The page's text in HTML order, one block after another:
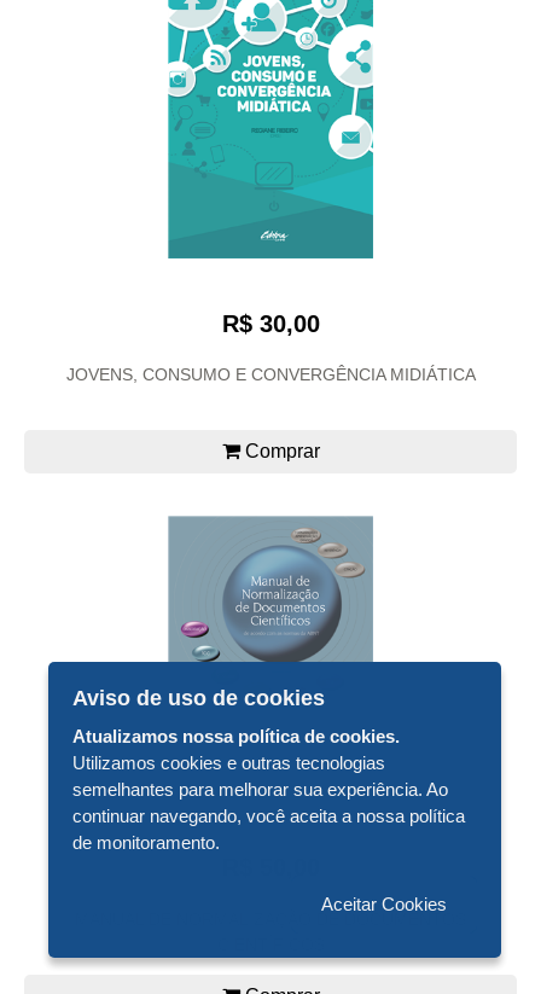
R$ 30,00
JOVENS, CONSUMO E CONVERGÊNCIA MIDIÁTICA
Comprar
Aviso de uso de cookies
Atualizamos nossa política de cookies.
Utilizamos cookies e outras tecnologias
semelhantes para melhorar sua experiência. Ao
continuar navegando, você aceita a nossa política
de monitoramento.
Aceitar Cookies